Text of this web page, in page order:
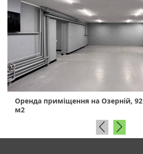
Оренда приміщення на Озерній, 92
м2